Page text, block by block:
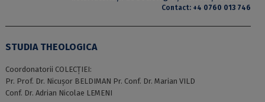
Contact: +4 0760 013 746
STUDIA THEOLOGICA
Coordonatorii COLECȚIEI:
Pr. Prof. Dr. Nicuşor BELDIMAN Pr. Conf. Dr. Marian VILD
Conf. Dr. Adrian Nicolae LEMENI